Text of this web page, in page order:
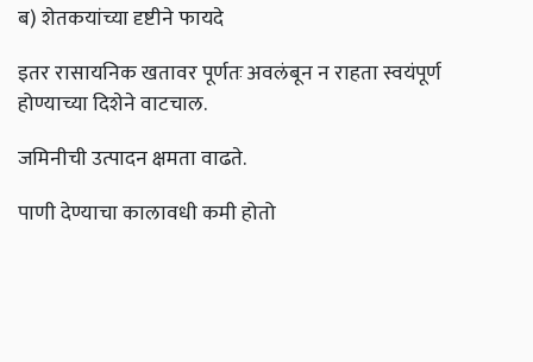
ब) शेतकयांच्या दृष्टीने फायदे
इतर रासायनिक खतावर पूर्णतः अवलंबून न राहता स्वयंपूर्ण
होण्याच्या दिशेने वाटचाल.
जमिनीची उत्पादन क्षमता वाढते.
पाणी देण्याचा कालावधी कमी होतो